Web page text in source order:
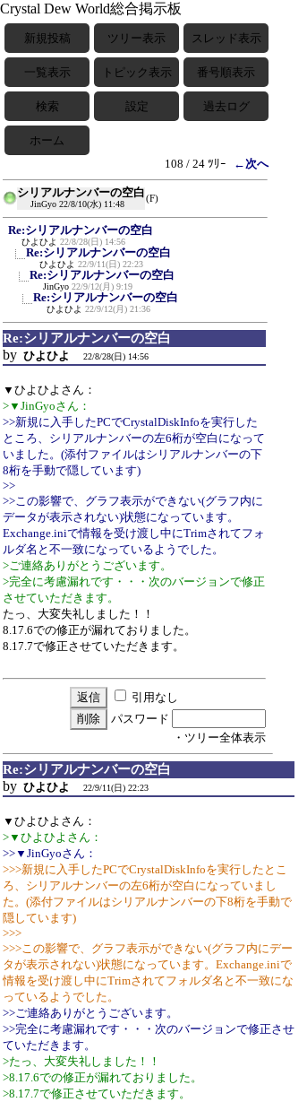
Crystal Dew World総合掲示板
新規投稿 ツリー表示 スレッド表示
一覧表示 トピック表示 番号順表示
検索 設定 過去ログ
ホーム
108 / 24 ﾂﾘｰ
←次へ
シリアルナンバーの空白
JinGyo 22/8/10(水) 11:48
(F)
Re:シリアルナンバーの空白
ひよひよ 22/8/28(日) 14:56
Re:シリアルナンバーの空白
ひよひよ 22/9/11(日) 22:23
Re:シリアルナンバーの空白
JinGyo 22/9/12(月) 9:19
Re:シリアルナンバーの空白
ひよひよ 22/9/12(月) 21:36
Re:シリアルナンバーの空白
by ひよひよ 22/8/28(日) 14:56
▼ひよひよさん：
>▼JinGyoさん：
>>新規に入手したPCでCrystalDiskInfoを実行した
ところ、シリアルナンバーの左6桁が空白になって
いました。(添付ファイルはシリアルナンバーの下
8桁を手動で隠しています)
>>
>>この影響で、グラフ表示ができない(グラフ内に
データが表示されない)状態になっています。
Exchange.iniで情報を受け渡し中にTrimされてフォ
ルダ名と不一致になっているようでした。
>ご連絡ありがとうございます。
>完全に考慮漏れです・・・次のバージョンで修正
させていただきます。
たっ、大変失礼しました！！
8.17.6での修正が漏れておりました。
8.17.7で修正させていただきます。
引用なし
パスワード
・ツリー全体表示
Re:シリアルナンバーの空白
by ひよひよ 22/9/11(日) 22:23
▼ひよひよさん：
>▼ひよひよさん：
>>▼JinGyoさん：
>>>新規に入手したPCでCrystalDiskInfoを実行したとこ
ろ、シリアルナンバーの左6桁が空白になっていまし
た。(添付ファイルはシリアルナンバーの下8桁を手動で
隠しています)
>>>
>>>この影響で、グラフ表示ができない(グラフ内にデー
タが表示されない)状態になっています。Exchange.iniで
情報を受け渡し中にTrimされてフォルダ名と不一致にな
っているようでした。
>>ご連絡ありがとうございます。
>>完全に考慮漏れです・・・次のバージョンで修正させ
ていただきます。
>たっ、大変失礼しました！！
>8.17.6での修正が漏れておりました。
>8.17.7で修正させていただきます。